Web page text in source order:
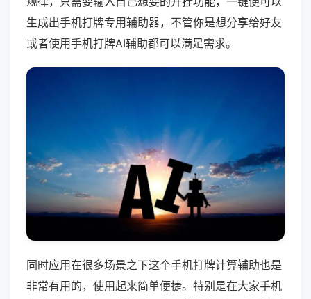
生成出手机打牌专用辅助器，不管你是想分享给好友
或者使用手机打牌AI辅助都可以满足需求。
同时应用在很多场景之下这个手机打牌计算辅助也是
非常有用的，使用起来简单便捷。特别是在大家手机